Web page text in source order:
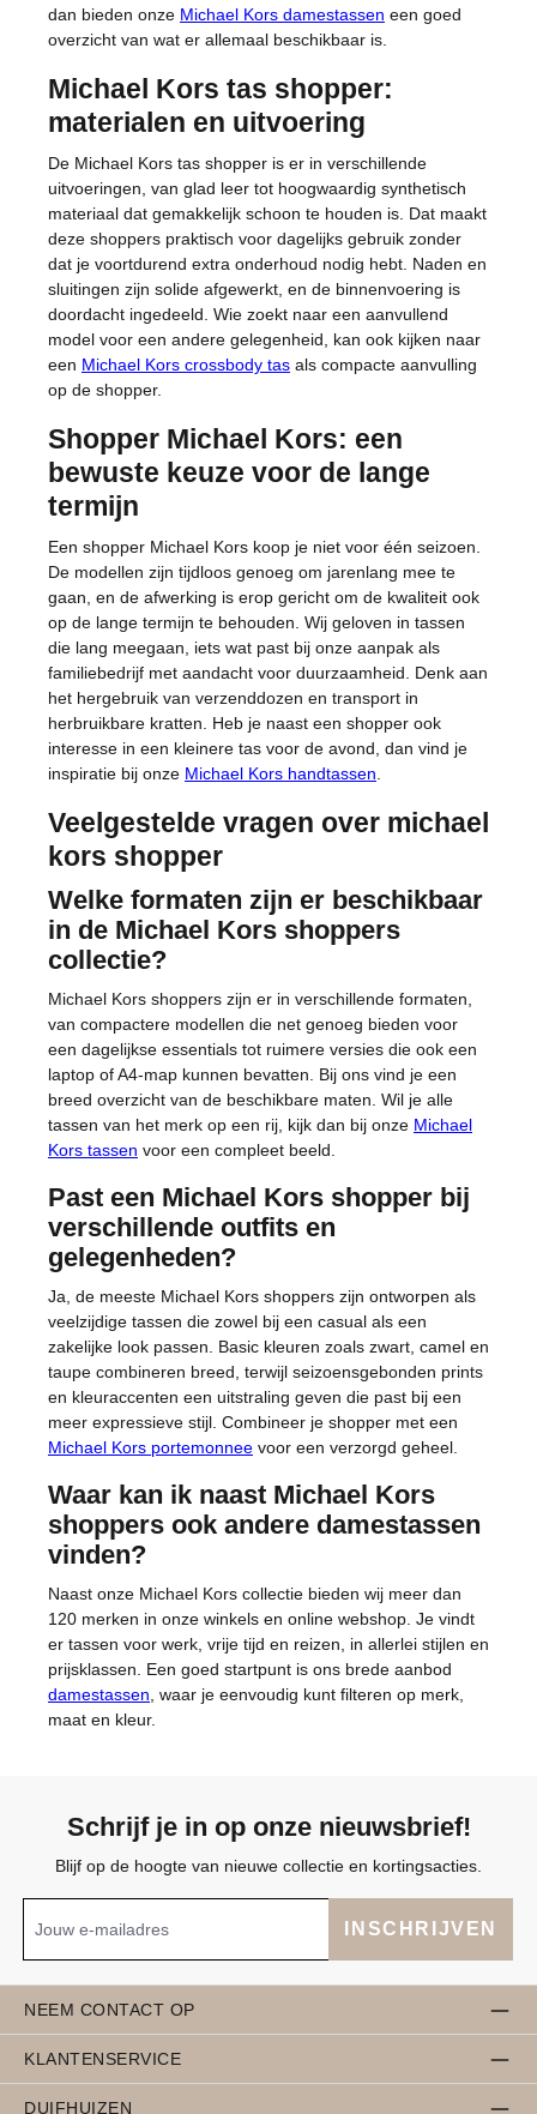
dan bieden onze Michael Kors damestassen een goed
overzicht van wat er allemaal beschikbaar is.
Michael Kors tas shopper:
materialen en uitvoering
De Michael Kors tas shopper is er in verschillende
uitvoeringen, van glad leer tot hoogwaardig synthetisch
materiaal dat gemakkelijk schoon te houden is. Dat maakt
deze shoppers praktisch voor dagelijks gebruik zonder
dat je voortdurend extra onderhoud nodig hebt. Naden en
sluitingen zijn solide afgewerkt, en de binnenvoering is
doordacht ingedeeld. Wie zoekt naar een aanvullend
model voor een andere gelegenheid, kan ook kijken naar
een Michael Kors crossbody tas als compacte aanvulling
op de shopper.
Shopper Michael Kors: een
bewuste keuze voor de lange
termijn
Een shopper Michael Kors koop je niet voor één seizoen.
De modellen zijn tijdloos genoeg om jarenlang mee te
gaan, en de afwerking is erop gericht om de kwaliteit ook
op de lange termijn te behouden. Wij geloven in tassen
die lang meegaan, iets wat past bij onze aanpak als
familiebedrijf met aandacht voor duurzaamheid. Denk aan
het hergebruik van verzenddozen en transport in
herbruikbare kratten. Heb je naast een shopper ook
interesse in een kleinere tas voor de avond, dan vind je
inspiratie bij onze Michael Kors handtassen
Veelgestelde vragen over michael
kors shopper
Welke formaten zijn er beschikbaar
in de Michael Kors shoppers
collectie?
Michael Kors shoppers zijn er in verschillende formaten,
van compactere modellen die net genoeg bieden voor
een dagelijkse essentials tot ruimere versies die ook een
laptop of A4-map kunnen bevatten. Bij ons vind je een
breed overzicht van de beschikbare maten. Wil je alle
tassen van het merk op een rij, kijk dan bij onze Michael
Kors tassen voor een compleet beeld.
Past een Michael Kors shopper bij
verschillende outfits en
gelegenheden?
Ja, de meeste Michael Kors shoppers zijn ontworpen als
veelzijdige tassen die zowel bij een casual als een
zakelijke look passen. Basic kleuren zoals zwart, camel en
taupe combineren breed, terwijl seizoensgebonden prints
en kleuraccenten een uitstraling geven die past bij een
meer expressieve stijl. Combineer je shopper met een
Michael Kors portemonnee voor een verzorgd geheel.
Waar kan ik naast Michael Kors
shoppers ook andere damestassen
vinden?
Naast onze Michael Kors collectie bieden wij meer dan
120 merken in onze winkels en online webshop. Je vindt
er tassen voor werk, vrije tijd en reizen, in allerlei stijlen en
prijsklassen. Een goed startpunt is ons brede aanbod
damestassen , waar je eenvoudig kunt filteren op merk,
maat en kleur.
Schrijf je in op onze nieuwsbrief!
Blijf op de hoogte van nieuwe collectie en kortingsacties.
INSCHRIJVEN
NEEM CONTACT OP
KLANTENSERVICE
DUIFHUIZEN